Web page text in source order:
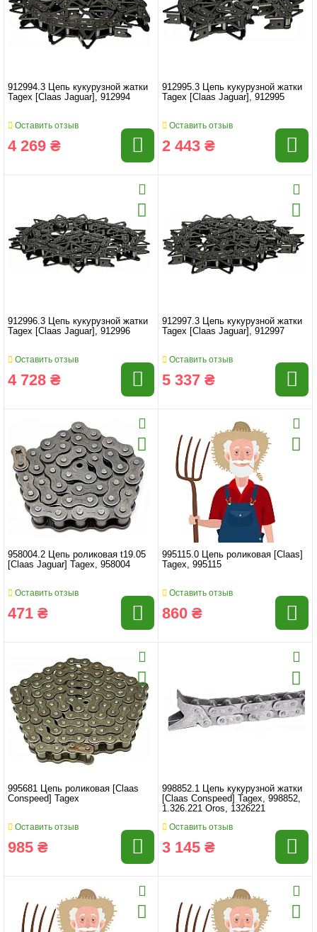
912994.3 Цепь кукурузной жатки
Tagex [Claas Jaguar], 912994
Оставить отзыв
4 269 ₴
912995.3 Цепь кукурузной жатки
Tagex [Claas Jaguar], 912995
Оставить отзыв
2 443 ₴
912996.3 Цепь кукурузной жатки
Tagex [Claas Jaguar], 912996
Оставить отзыв
4 728 ₴
912997.3 Цепь кукурузной жатки
Tagex [Claas Jaguar], 912997
Оставить отзыв
5 337 ₴
958004.2 Цепь роликовая t19.05
[Claas Jaguar] Tagex, 958004
Оставить отзыв
471 ₴
995115.0 Цепь роликовая [Claas]
Tagex, 995115
Оставить отзыв
860 ₴
995681 Цепь роликовая [Claas
Conspeed] Tagex
Оставить отзыв
985 ₴
998852.1 Цепь кукурузной жатки
[Claas Conspeed] Tagex, 998852,
1.326.221 Oros, 1326221
Оставить отзыв
3 145 ₴